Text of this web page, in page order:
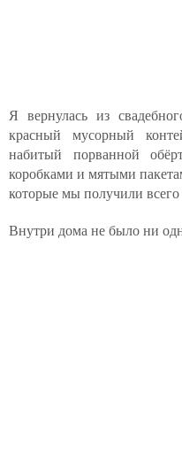
Я вернулась из
красный мусорный
набитый порванной
коробками и мятыми
которые мы получили всего
Внутри дома не было ни